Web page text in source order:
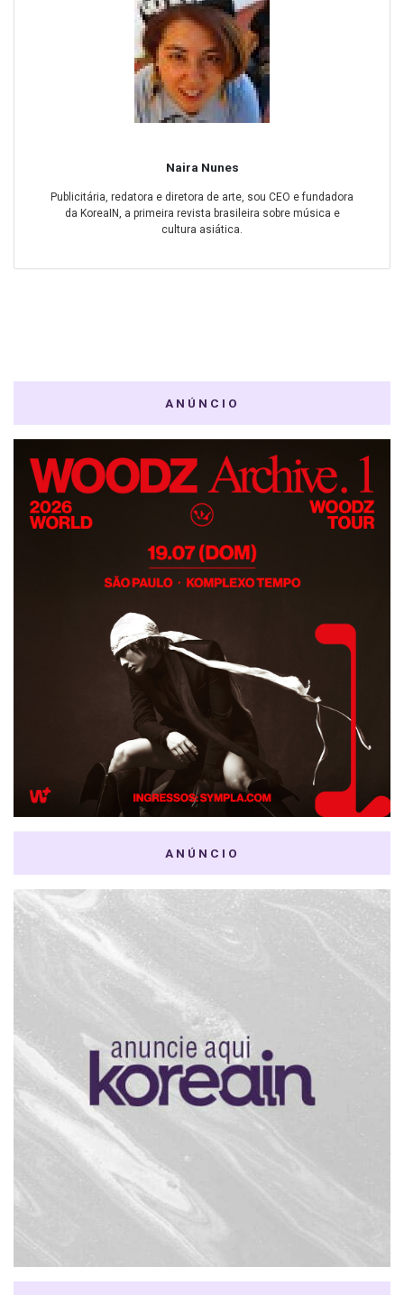
Naira Nunes
Publicitária, redatora e diretora de arte, sou CEO e fundadora
da KoreaIN, a primeira revista brasileira sobre música e
cultura asiática.
ANÚNCIO
ANÚNCIO